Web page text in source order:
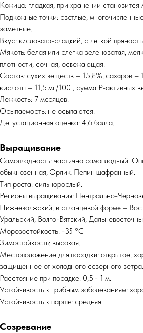
Кожица: гладкая, при хранении становится
Подкожные точки: светлые,
заметные.
Вкус: кисловато-сладкий, с легкой
Мякоть: белая или слегка зеленоватая,
плотности, сочная, освежающая.
Состав: сухих веществ – 15,8%, сахаров –
кислоты – 11,5 мг/100г, сумма Р-активных
Лежкость: 7 месяцев.
Осыпаемость: не осыпаются.
Дегустационная оценка: 4,6 балла.
Выращивание
Самоплодность: частично самоплодный.
обыкновенная, Орлик, Пепин шафранный.
Тип роста: сильнорослый.
Регионы выращивания: Центрально-
Нижневолжский, в стланцевой форме –
Уральский, Волго-Вятский,
Морозостойкость: -35 °С
Зимостойкость: высокая.
Местоположение для посадки: открытое,
защищенное от холодного северного ветра.
Расстояние при посадке: 0,5 - 1 м.
Устойчивость к грибным заболеваниям:
Устойчивость к парше: средняя.
Созревание